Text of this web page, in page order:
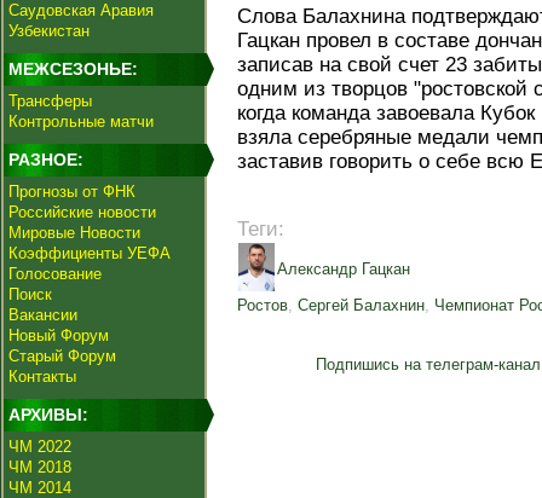
Саудовская Аравия
Узбекистан
МЕЖСЕЗОНЬЕ:
Трансферы
Контрольные матчи
РАЗНОЕ:
Прогнозы от ФНК
Российские новости
Мировые Новости
Коэффициенты УЕФА
Голосование
Поиск
Вакансии
Новый Форум
Старый Форум
Контакты
АРХИВЫ:
ЧМ 2022
ЧМ 2018
ЧМ 2014
Слова Балахнина
Гацкан провел в составе
записав на свой счет 23
одним из творцов "ростовской
когда команда завоевала
взяла серебряные медали
заставив говорить о себе всю
Теги:
Александр Гацкан
Ростов, Сергей Балахнин, Чемпионат
Подпишись на телеграм-